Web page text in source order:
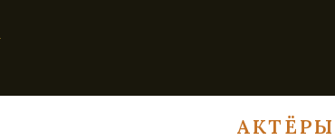
АКТЁРЫ